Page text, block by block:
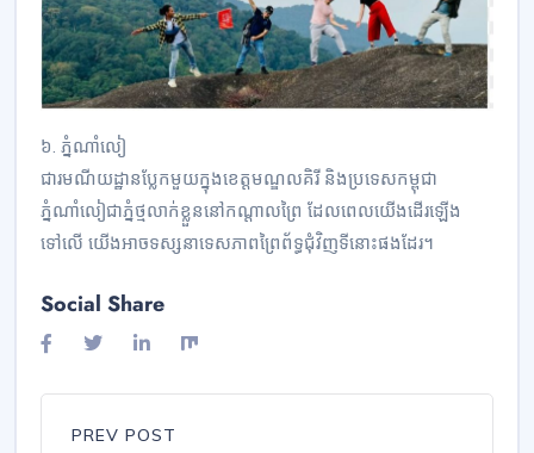
៦. ភ្នំណាំលៀ
ជារមណីយដ្ឋានប្លែកមួយក្នុងខេត្តមណ្ឌលគិរី និងប្រទេសកម្ពុជា
ភ្នំណាំលៀជាភ្នំថ្មលាក់ខ្លួននៅកណ្តាលព្រៃ ដែលពេលយើងដើរឡើង
ទៅលើ យើងអាចទស្សនាទេសភាពព្រៃព័ទ្ធជុំវិញទីនោះផងដែរ។
Social Share
PREV POST